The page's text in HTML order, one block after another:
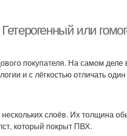
или
покупателя. На самом
и с лёгкостью отличать
слоёв. Их толщина
который покрыт ПВХ.